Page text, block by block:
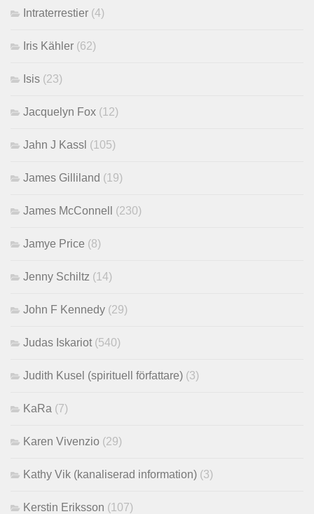
Intraterrestier (4)
Iris Kähler (62)
Isis (23)
Jacquelyn Fox (12)
Jahn J Kassl (105)
James Gilliland (19)
James McConnell (230)
Jamye Price (8)
Jenny Schiltz (14)
John F Kennedy (29)
Judas Iskariot (540)
Judith Kusel (spirituell författare) (3)
KaRa (7)
Karen Vivenzio (29)
Kathy Vik (kanaliserad information) (3)
Kerstin Eriksson (107)